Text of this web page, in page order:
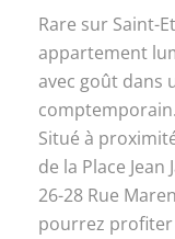
Rare sur Saint-
appartement
avec goût dans
comptemporain.
Situé à
de la Place
26-28 Rue
pourrez profiter